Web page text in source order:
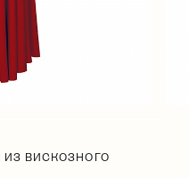
ИЗ ВИСКОЗНОГО